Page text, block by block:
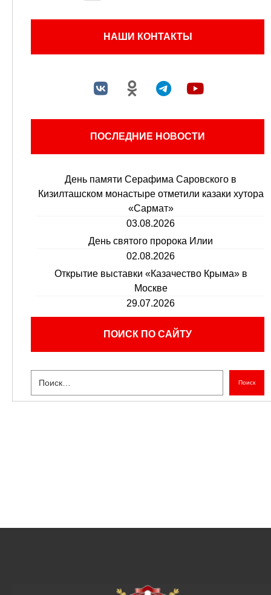
НАШИ КОНТАКТЫ
ПОСЛЕДНИЕ НОВОСТИ
День памяти Серафима Саровского в
Кизилташском монастыре отметили казаки хутора
«Сармат»
03.08.2026
День святого пророка Илии
02.08.2026
Открытие выставки «Казачество Крыма» в
Москве
29.07.2026
ПОИСК ПО САЙТУ
Поиск